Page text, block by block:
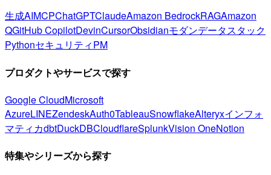
生成AIMCPChatGPTClaudeAmazon BedrockRAGAmazon
QGitHub CopilotDevinCursorObsidianモダンデータスタック
PythonセキュリティPM
プロダクトやサービスで探す
Google CloudMicrosoft
AzureLINEZendeskAuth0TableauSnowflakeAlteryxインフォ
マティカdbtDuckDBCloudflareSplunkVision OneNotion
特集やシリーズから探す